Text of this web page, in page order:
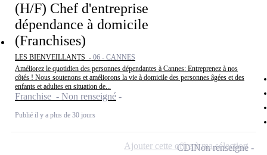
(H/F) Chef d'entreprise
dépendance à domicile
(Franchises)
LES BIENVEILLANTS - 06 - CANNES
Améliorez le quotidien des personnes dépendantes à Cannes: Entreprenez à nos
côtés ! Nous soutenons et améliorons la vie à domicile des personnes âgées et des
enfants et adultes en situation de...
Franchise - Non renseigné
Publié il y a plus de 30 jours
CDINon renseigné
Ajouter cette offre à ma sélection